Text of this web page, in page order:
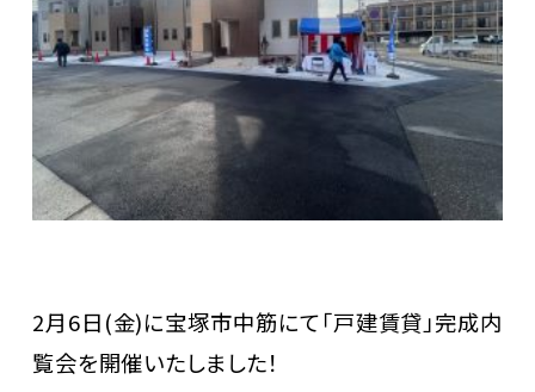
2月6日(金)に宝塚市中筋にて「戸建賃貸」完成内
覧会を開催いたしました！